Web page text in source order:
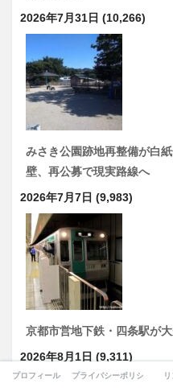
2026年7月31日 (10,266)
みさき公園跡地再整備が白
壁、再公募で現実路線へ
2026年7月7日 (9,983)
京都市営地下鉄・四条駅が
2026年8月1日 (9,311)
プロフィール プライバシーポリシー